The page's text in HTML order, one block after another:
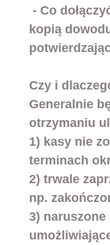
kopią
Czy i
Generalnie
otrzymaniu
1) kasy nie
terminach
2) trwale
np.
3) naruszone